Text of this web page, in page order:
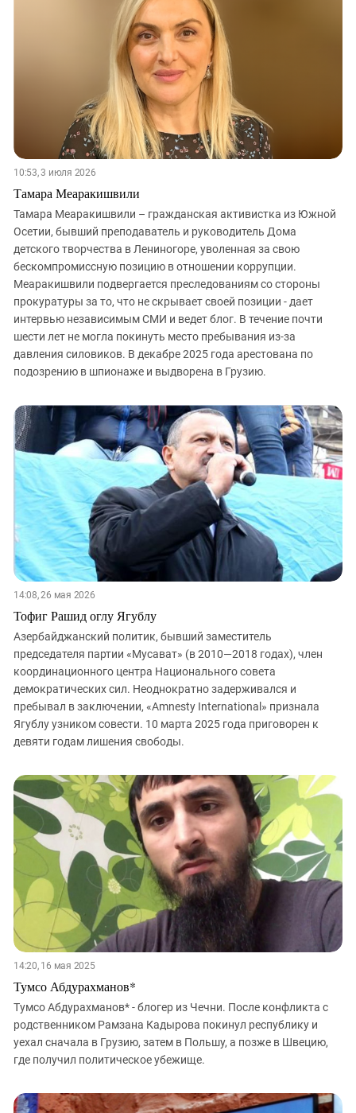
ЗАСТАВЛЯЕТ
КАВКАЗ ЗА ПАЛЕСТИНУ
ИНАКОМЫСЛИЕ В ЧЕЧНЕ
ПРЕСЛЕДОВАНИЕ АКТИВИСТОВ
МОБИЛИЗАЦИЯ И ПРОТЕСТЫ
Кабардино-Балкария
Карачаево-Черкесия
Краснодарский край
Нагорный Карабах
Ростовская область
Северная Осетия - Алания
Ставропольский край
Чечня
Южная Осетия
Южный Кавказ
10:53, 3 июля 2026
Тамара Меаракишвили
Тамара Меаракишвили – гражданская активистка из Южной
Осетии, бывший преподаватель и руководитель Дома
детского творчества в Лениногоре, уволенная за свою
бескомпромиссную позицию в отношении коррупции.
Меаракишвили подвергается преследованиям со стороны
прокуратуры за то, что не скрывает своей позиции - дает
интервью независимым СМИ и ведет блог. В течение почти
шести лет не могла покинуть место пребывания из-за
давления силовиков. В декабре 2025 года арестована по
подозрению в шпионаже и выдворена в Грузию.
14:08, 26 мая 2026
Тофиг Рашид оглу Ягублу
Азербайджанский политик, бывший заместитель
председателя партии «Мусават» (в 2010—2018 годах), член
координационного центра Национального совета
демократических сил. Неоднократно задерживался и
пребывал в заключении, «Amnesty International» признала
Ягублу узником совести. 10 марта 2025 года приговорен к
девяти годам лишения свободы.
14:20, 16 мая 2025
Тумсо Абдурахманов*
Тумсо Абдурахманов* - блогер из Чечни. После конфликта с
родственником Рамзана Кадырова покинул республику и
уехал сначала в Грузию, затем в Польшу, а позже в Швецию,
где получил политическое убежище.